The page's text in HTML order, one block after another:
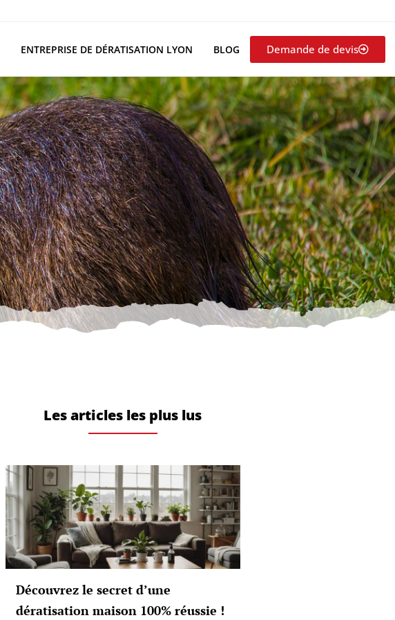
ENTREPRISE DE DÉRATISATION LYON BLOG Demande de devis
Les articles les plus lus
Découvrez le secret d’une
dératisation maison 100% réussie !